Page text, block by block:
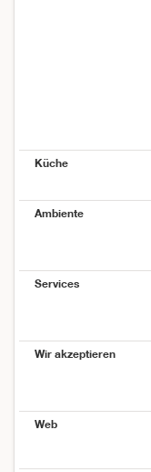
Küche
Ambiente
Services
Wir akzeptieren
Web